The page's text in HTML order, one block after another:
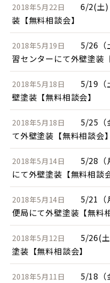
2018年5月22日
6/2(土)
装【無料相談会】
2018年5月19日
5/26（
習センターにて外壁塗装
2018年5月18日
5/19（
壁塗装【無料相談会】
2018年5月18日
5/25（
て外壁塗装【無料相談会】
2018年5月14日
5/28（
にて外壁塗装【無料相談
2018年5月14日
5/21（
便局にて外壁塗装【無料
2018年5月12日
5/26(
塗装【無料相談会】
2018年5月11日
5/18（